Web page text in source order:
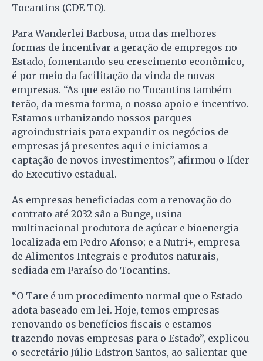
Tocantins (CDE-TO).
Para Wanderlei Barbosa, uma das melhores
formas de incentivar a geração de empregos no
Estado, fomentando seu crescimento econômico,
é por meio da facilitação da vinda de novas
empresas. “As que estão no Tocantins também
terão, da mesma forma, o nosso apoio e incentivo.
Estamos urbanizando nossos parques
agroindustriais para expandir os negócios de
empresas já presentes aqui e iniciamos a
captação de novos investimentos”, afirmou o líder
do Executivo estadual.
As empresas beneficiadas com a renovação do
contrato até 2032 são a Bunge, usina
multinacional produtora de açúcar e bioenergia
localizada em Pedro Afonso; e a Nutri+, empresa
de Alimentos Integrais e produtos naturais,
sediada em Paraíso do Tocantins.
“O Tare é um procedimento normal que o Estado
adota baseado em lei. Hoje, temos empresas
renovando os benefícios fiscais e estamos
trazendo novas empresas para o Estado”, explicou
o secretário Júlio Edstron Santos, ao salientar que